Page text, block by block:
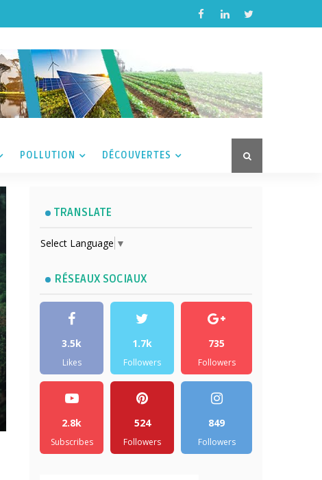
POLLUTION DÉCOUVERTES
TRANSLATE
Select Language ▼
RÉSEAUX SOCIAUX
3.5k
Likes
1.7k
Followers
735
Followers
2.8k
Subscribes
524
Followers
849
Followers